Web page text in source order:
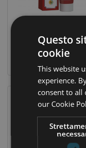
CASA
CONTATTACI
14,32 €Prezzo
base
17,90 €
Questo
cookie
This website
experience.
consent to all
our Cookie